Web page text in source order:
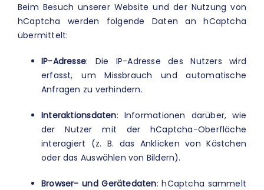
Beim Besuch unserer Website und der Nutzung von
hCaptcha werden folgende Daten an hCaptcha
übermittelt:
IP-Adresse: Die IP-Adresse des Nutzers wird
erfasst, um Missbrauch und automatische
Anfragen zu verhindern.
Interaktionsdaten: Informationen darüber, wie
der Nutzer mit der hCaptcha-Oberfläche
interagiert (z. B. das Anklicken von Kästchen
oder das Auswählen von Bildern).
Browser- und Gerätedaten: hCaptcha sammelt